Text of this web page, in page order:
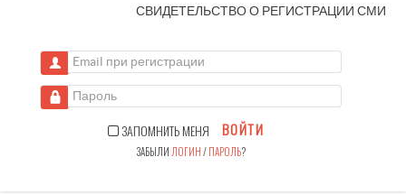
СВИДЕТЕЛЬСТВО О РЕГИСТРАЦИИСМИ
Email при регистрации
Пароль
ЗАПОМНИТЬ МЕНЯ ВОЙТИ
ЗАБЫЛИ ЛОГИН/ПАРОЛЬ?